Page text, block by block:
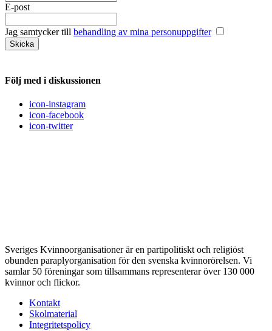
E-post
Jag samtycker till behandling av mina personuppgifter
Följ med i diskussionen
icon-instagram
icon-facebook
icon-twitter
Sveriges Kvinnoorganisationer är en partipolitiskt och religiöst
obunden paraplyorganisation för den svenska kvinnorörelsen. Vi
samlar 50 föreningar som tillsammans representerar över 130 000
kvinnor och flickor.
Kontakt
Skolmaterial
Integritetspolicy